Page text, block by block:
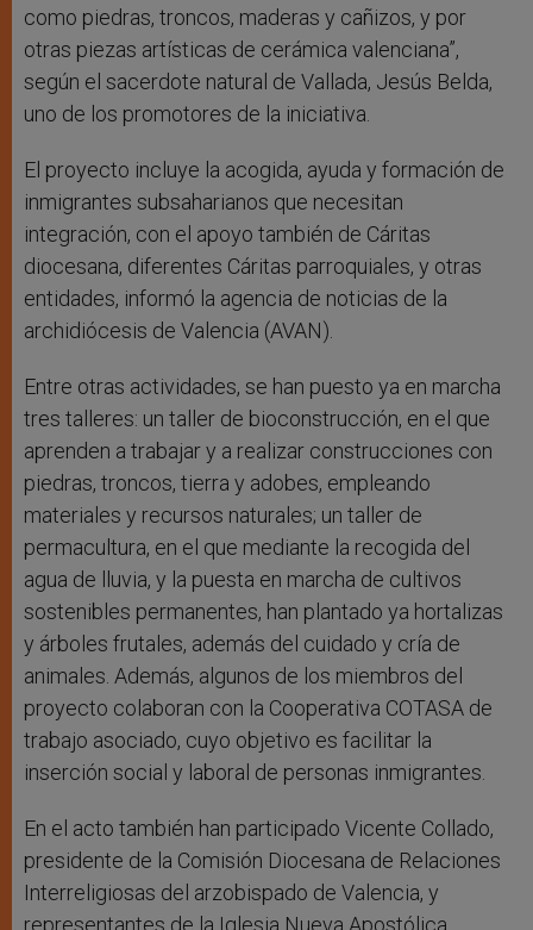
como piedras, troncos, maderas y cañizos, y por
otras piezas artísticas de cerámica valenciana”,
según el sacerdote natural de Vallada, Jesús Belda,
uno de los promotores de la iniciativa.
El proyecto incluye la acogida, ayuda y formación de
inmigrantes subsaharianos que necesitan
integración, con el apoyo también de Cáritas
diocesana, diferentes Cáritas parroquiales, y otras
entidades, informó la agencia de noticias de la
archidiócesis de Valencia (AVAN).
Entre otras actividades, se han puesto ya en marcha
tres talleres: un taller de bioconstrucción, en el que
aprenden a trabajar y a realizar construcciones con
piedras, troncos, tierra y adobes, empleando
materiales y recursos naturales; un taller de
permacultura, en el que mediante la recogida del
agua de lluvia, y la puesta en marcha de cultivos
sostenibles permanentes, han plantado ya hortalizas
y árboles frutales, además del cuidado y cría de
animales. Además, algunos de los miembros del
proyecto colaboran con la Cooperativa COTASA de
trabajo asociado, cuyo objetivo es facilitar la
inserción social y laboral de personas inmigrantes.
En el acto también han participado Vicente Collado,
presidente de la Comisión Diocesana de Relaciones
Interreligiosas del arzobispado de Valencia, y
representantes de la Iglesia Nueva Apostólica.